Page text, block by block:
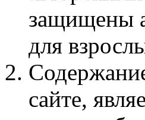
защищены
для
сайте,